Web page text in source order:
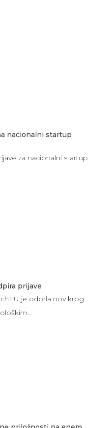
nacionalni startup
za nacionalni startup
prijave
je odprla nov krog